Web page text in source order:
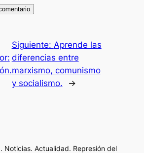
Siguiente: Aprende las
diferencias entre
marxismo, comunismo
y socialismo.
→
Noticias. Actualidad. Represión del